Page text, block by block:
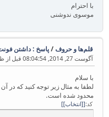
با احترام
موسوی ندوشنی
قلم‌ها و حروف/ پاسخ : داشتن
آگوست 27, 2014, 08:04:54 قبل از ظهر
با سلام
لطفا به مثال زیر توجه کنید که در آن
محدود شده است.
کد [انتخاب]